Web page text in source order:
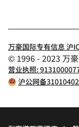
万豪国际专有信息 沪
© 1996 - 2023 万
营业执照:
沪公网备